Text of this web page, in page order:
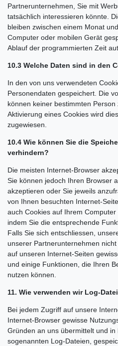
Partnerunternehmen, Sie mit
tatsächlich interessieren könnte.
bleiben zwischen einem Monat
Computer oder mobilen Gerät
Ablauf der programmierten Zeit
10.3 Welche Daten sind in den
In den von uns verwendeten
Personendaten gespeichert. Die
können keiner bestimmten
Aktivierung eines Cookies wird
zugewiesen.
10.4 Wie können Sie die
verhindern?
Die meisten Internet-Browser
Sie können jedoch Ihren Browser
akzeptieren oder Sie jeweils
von Ihnen besuchten Internet-
auch Cookies auf Ihrem
indem Sie die entsprechende
Falls Sie sich entschliessen,
unserer Partnerunternehmen
auf unseren Internet-Seiten
und einige Funktionen, die Ihren
nutzen können.
11. Wie verwenden wir Log-
Bei jedem Zugriff auf unsere
Internet-Browser gewisse
Gründen an uns übermittelt und in
sogenannten Log-Dateien,